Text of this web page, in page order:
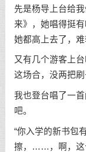
先是杨导上台给
来》，她唱得挺
她都高上去了，
又有几个游客上
这场合，没两把刷
我也登台唱了一
吧。
“你入学的新书包
擦，……，啊，这